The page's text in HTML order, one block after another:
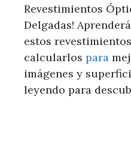
Revestimientos
Delgadas!
estos
calcularlos para
imágenes y
leyendo para